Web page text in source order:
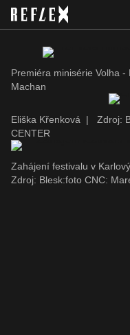
Premiéra minisérie Volha -
Machan
Eliška Křenková |
Zdroj:
CENTER
Zahájení festivalu v
Zdroj: Blesk:foto CNC: